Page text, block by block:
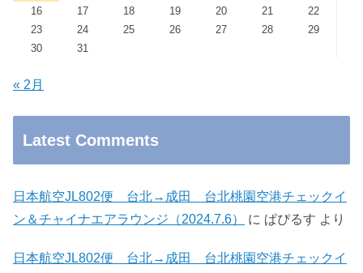
16
17 18 19 20 21
22
23
24 25 26 27 28
29
30
31
« 2月
Latest Comments
日本航空JL802便 台北→成田 台北桃園空港チェックイ
ン＆チャイナエアラウンジ（2024.7.6）
に ぱぴるす より
日本航空JL802便 台北→成田 台北桃園空港チェックイ